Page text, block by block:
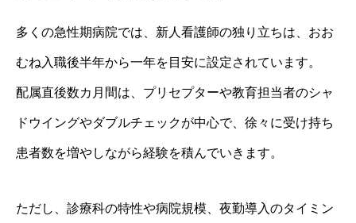
多くの急性期病院では、新人看護師の独り立ちは、おお
むね入職後半年から一年を目安に設定されています。
配属直後数カ月間は、プリセプターや教育担当者のシャ
ドウイングやダブルチェックが中心で、徐々に受け持ち
患者数を増やしながら経験を積んでいきます。
ただし、診療科の特性や病院規模、夜勤導入のタイミン